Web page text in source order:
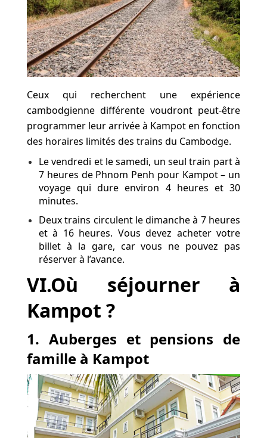
Ceux qui recherchent une expérience
cambodgienne différente voudront peut-être
programmer leur arrivée à Kampot en fonction
des horaires limités des trains du Cambodge.
Le vendredi et le samedi, un seul train part à
7 heures de Phnom Penh pour Kampot – un
voyage qui dure environ 4 heures et 30
minutes.
Deux trains circulent le dimanche à 7 heures
et à 16 heures. Vous devez acheter votre
billet à la gare, car vous ne pouvez pas
réserver à l’avance.
VI.Où séjourner à
Kampot ?
1. Auberges et pensions de
famille à Kampot